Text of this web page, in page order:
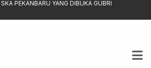
SKA PEKANBARU YANG DIBUKA GUBRI